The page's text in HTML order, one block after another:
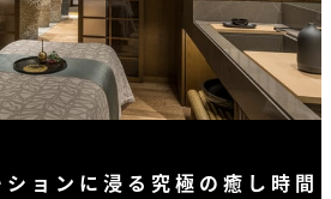
ョンに浸る究極の癒し時間